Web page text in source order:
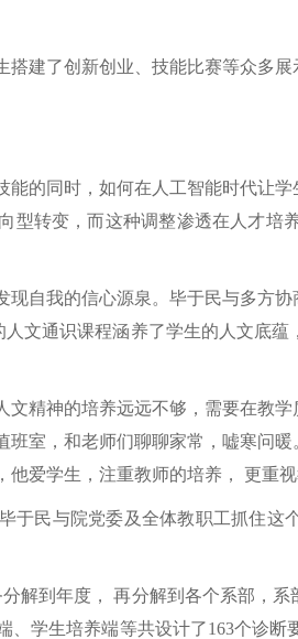
建了创新创业、技能比赛等众多
的同时，如何在人工智能时代让
型转变，而这种调整渗透在人才培
现自我的信心源泉。毕于民与多方
文通识课程涵养了学生的人文底
精神的培养远远不够，需要在教
室，和老师们聊聊家常，嘘寒问
爱学生，注重教师的培养，
更重视
于民与院党委及全体教职工抓住这
解到年度， 再分解到各个系部，
学生培养端等共设计了163个诊断